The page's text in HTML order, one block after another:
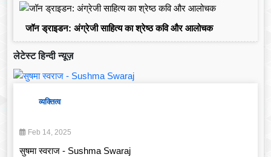
जॉन ड्राइडन: अंग्रेजी साहित्य का श्रेष्ठ कवि और आलोचक
लेटेस्ट हिन्दी न्यूज़
व्यक्तित्व
Feb 14, 2025
सुषमा स्वराज - Sushma Swaraj